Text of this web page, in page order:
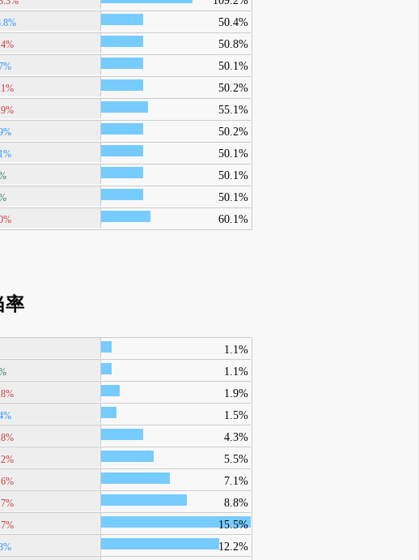
50.4%
50.8%
50.1%
50.2%
55.1%
50.2%
50.1%
50.1%
50.1%
60.1%
率
1.1%
1.1%
1.9%
1.5%
4.3%
5.5%
7.1%
8.8%
15.5%
12.2%